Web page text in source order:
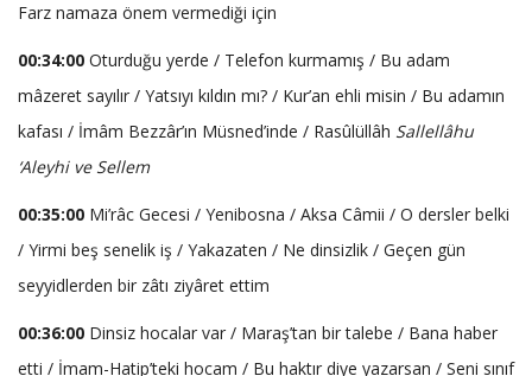
Farz namaza önem vermediği için
00:34:00 Oturduğu yerde / Telefon kurmamış / Bu adam
mâzeret sayılır / Yatsıyı kıldın mı? / Kur’an ehli misin / Bu adamın
kafası / İmâm Bezzâr’ın Müsned’inde / Rasûlüllâh Sallellâhu
‘Aleyhi ve Sellem
00:35:00 Mi’râc Gecesi / Yenibosna / Aksa Câmii / O dersler belki
/ Yirmi beş senelik iş / Yakazaten / Ne dinsizlik / Geçen gün
seyyidlerden bir zâtı ziyâret ettim
00:36:00 Dinsiz hocalar var / Maraş’tan bir talebe / Bana haber
etti / İmam-Hatip’teki hocam / Bu haktır diye yazarsan / Seni sınıf